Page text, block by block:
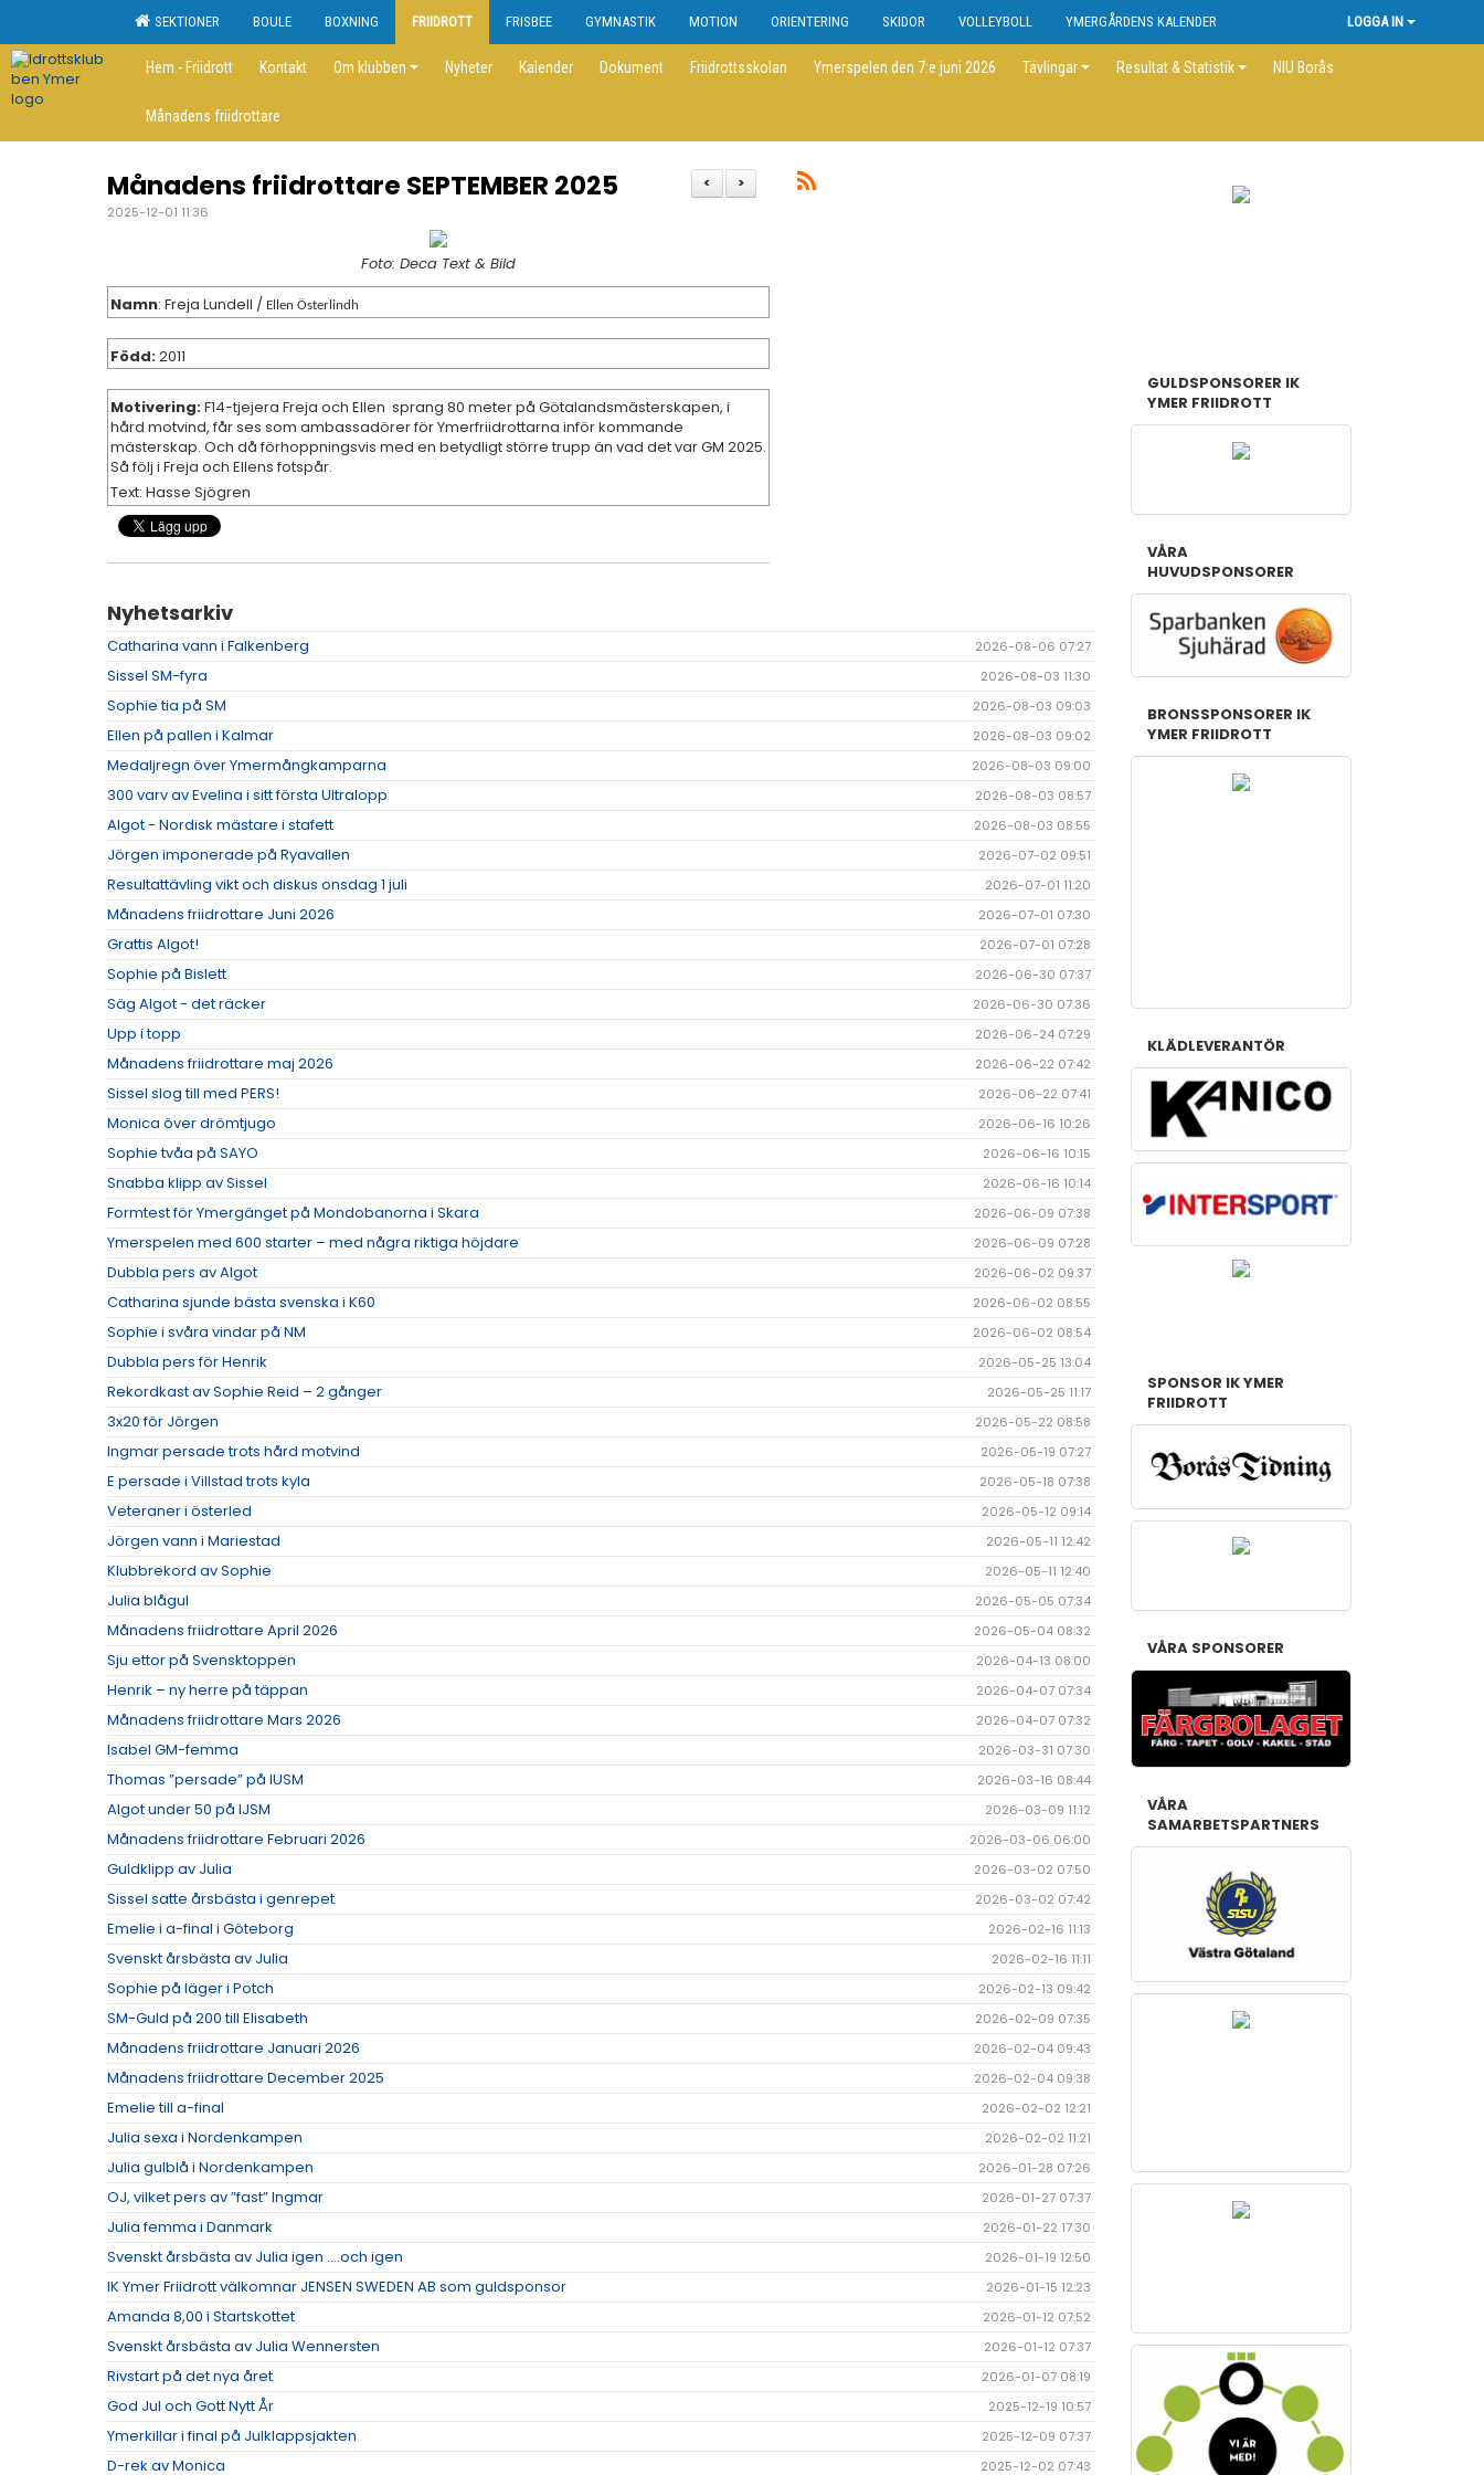
SEKTIONER BOULE BOXNING FRIIDROTT FRISBEE GYMNASTIK MOTION ORIENTERING SKIDOR VOLLEYBOLL YMERGÅRDENS KALENDER LOGGA IN
Hem - Friidrott Kontakt Om klubben Nyheter Kalender Dokument Friidrottsskolan Ymerspelen den 7:e juni 2026 Tävlingar Resultat & Statistik NIU Borås
Månadens friidrottare
>
<
Månadens friidrottare SEPTEMBER 2025
2025-12-01 11:36
Foto: Deca Text & Bild
Namn: Freja Lundell / Ellen Österlindh
Född:2011
Motivering:F14-tjejera Freja och Ellen sprang 80 meter på Götalandsmästerskapen, i
hård motvind, får ses som ambassadörer för Ymerfriidrottarna inför kommande
mästerskap. Och då förhoppningsvis med en betydligt större trupp än vad det var GM 2025.
Så följ i Freja och Ellens fotspår.
Text: Hasse Sjögren
Nyhetsarkiv
Catharina vann i Falkenberg 2026-08-06 07:27
Sissel SM-fyra 2026-08-03 11:30
Sophie tia på SM 2026-08-03 09:03
Ellen på pallen i Kalmar 2026-08-03 09:02
Medaljregn över Ymermångkamparna 2026-08-03 09:00
300 varv av Evelina i sitt första Ultralopp 2026-08-03 08:57
Algot - Nordisk mästare i stafett 2026-08-03 08:55
Jörgen imponerade på Ryavallen 2026-07-02 09:51
Resultattävling vikt och diskus onsdag 1 juli 2026-07-01 11:20
Månadens friidrottare Juni 2026 2026-07-01 07:30
Grattis Algot! 2026-07-01 07:28
Sophie på Bislett 2026-06-30 07:37
Säg Algot - det räcker 2026-06-30 07:36
Upp i topp 2026-06-24 07:29
Månadens friidrottare maj 2026 2026-06-22 07:42
Sissel slog till med PERS! 2026-06-22 07:41
Monica över drömtjugo 2026-06-16 10:26
Sophie tvåa på SAYO 2026-06-16 10:15
Snabba klipp av Sissel 2026-06-16 10:14
Formtest för Ymergänget på Mondobanorna i Skara 2026-06-09 07:38
Ymerspelen med 600 starter – med några riktiga höjdare 2026-06-09 07:28
Dubbla pers av Algot 2026-06-02 09:37
Catharina sjunde bästa svenska i K60 2026-06-02 08:55
Sophie i svåra vindar på NM 2026-06-02 08:54
Dubbla pers för Henrik 2026-05-25 13:04
Rekordkast av Sophie Reid – 2 gånger 2026-05-25 11:17
3x20 för Jörgen 2026-05-22 08:58
Ingmar persade trots hård motvind 2026-05-19 07:27
E persade i Villstad trots kyla 2026-05-18 07:38
Veteraner i österled 2026-05-12 09:14
Jörgen vann i Mariestad 2026-05-11 12:42
Klubbrekord av Sophie 2026-05-11 12:40
Julia blågul 2026-05-05 07:34
Månadens friidrottare April 2026 2026-05-04 08:32
Sju ettor på Svensktoppen 2026-04-13 08:00
Henrik – ny herre på täppan 2026-04-07 07:34
Månadens friidrottare Mars 2026 2026-04-07 07:32
Isabel GM-femma 2026-03-31 07:30
Thomas ”persade” på IUSM 2026-03-16 08:44
Algot under 50 på IJSM 2026-03-09 11:12
Månadens friidrottare Februari 2026 2026-03-06 06:00
Guldklipp av Julia 2026-03-02 07:50
Sissel satte årsbästa i genrepet 2026-03-02 07:42
Emelie i a-final i Göteborg 2026-02-16 11:13
Svenskt årsbästa av Julia 2026-02-16 11:11
Sophie på läger i Potch 2026-02-13 09:42
SM-Guld på 200 till Elisabeth 2026-02-09 07:35
Månadens friidrottare Januari 2026 2026-02-04 09:43
Månadens friidrottare December 2025 2026-02-04 09:38
Emelie till a-final 2026-02-02 12:21
Julia sexa i Nordenkampen 2026-02-02 11:21
Julia gulblå i Nordenkampen 2026-01-28 07:26
OJ, vilket pers av ”fast” Ingmar 2026-01-27 07:37
Julia femma i Danmark 2026-01-22 17:30
Svenskt årsbästa av Julia igen ….och igen 2026-01-19 12:50
IK Ymer Friidrott välkomnar JENSEN SWEDEN AB som guldsponsor 2026-01-15 12:23
Amanda 8,00 i Startskottet 2026-01-12 07:52
Svenskt årsbästa av Julia Wennersten 2026-01-12 07:37
Rivstart på det nya året 2026-01-07 08:19
God Jul och Gott Nytt År 2025-12-19 10:57
Ymerkillar i final på Julklappsjakten 2025-12-09 07:37
D-rek av Monica 2025-12-02 07:43
GULDSPONSORER IK
YMER FRIIDROTT
VÅRA
HUVUDSPONSORER
BRONSSPONSORER IK
YMER FRIIDROTT
KLÄDLEVERANTÖR
SPONSOR IK YMER
FRIIDROTT
VÅRA SPONSORER
VÅRA
SAMARBETSPARTNERS